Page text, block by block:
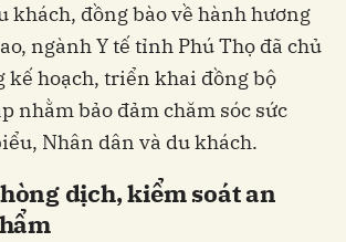
khách, đồng bào về hành hương
ngành Y tế tỉnh Phú Thọ đã chủ
kế hoạch, triển khai đồng bộ
nhằm bảo đảm chăm sóc sức
Nhân dân và du khách.
dịch, kiểm soát an